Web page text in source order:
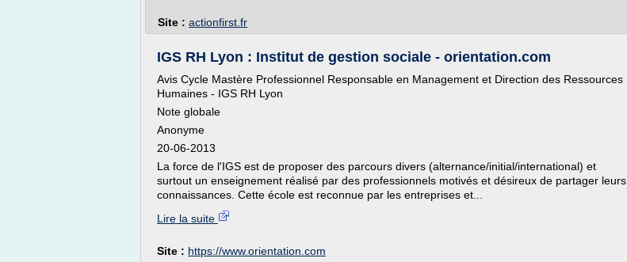
Site : actionfirst.fr
IGS RH Lyon : Institut de gestion sociale - orientation.com
Avis Cycle Mastère Professionnel Responsable en Management et Direction des Ressources
Humaines - IGS RH Lyon
Note globale
Anonyme
20-06-2013
La force de l'IGS est de proposer des parcours divers (alternance/initial/international) et
surtout un enseignement réalisé par des professionnels motivés et désireux de partager leurs
connaissances. Cette école est reconnue par les entreprises et...
Lire la suite
Site : https://www.orientation.com